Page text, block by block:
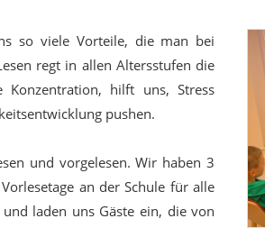
so viele Vorteile, die man bei
regt in allen Altersstufen die
hilft uns, Stress
pushen.
und vorgelesen. Wir haben 3
an der Schule für alle
laden uns Gäste ein, die von